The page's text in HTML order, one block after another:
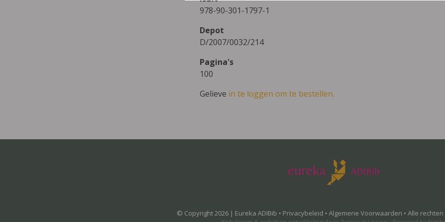
978-90-301-1797-1
Depot
D/2007/0032/214
Pagina's
100
Gelieve in te loggen om te bestellen.
© Copyright 2026 | Eureka ADIBib • Privacybeleid • Algemene Voorwaarden • Alle